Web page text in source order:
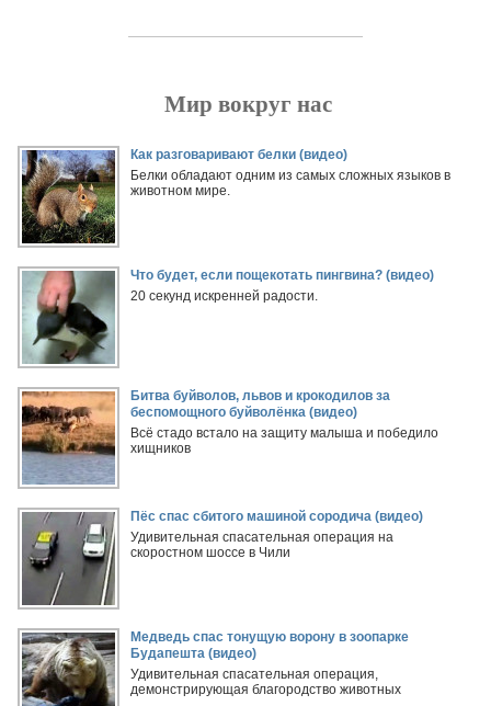
Мир вокруг нас
Как разговаривают белки (видео)
Белки обладают одним из самых сложных языков в
животном мире.
Что будет, если пощекотать пингвина? (видео)
20 секунд искренней радости.
Битва буйволов, львов и крокодилов за
беспомощного буйволёнка (видео)
Всё стадо встало на защиту малыша и победило
хищников
Пёс спас сбитого машиной сородича (видео)
Удивительная спасательная операция на
скоростном шоссе в Чили
Медведь спас тонущую ворону в зоопарке
Будапешта (видео)
Удивительная спасательная операция,
демонстрирующая благородство животных
Страницы